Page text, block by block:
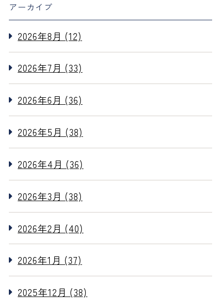
アーカイブ
2026年8月 (12)
2026年7月 (33)
2026年6月 (36)
2026年5月 (38)
2026年4月 (36)
2026年3月 (38)
2026年2月 (40)
2026年1月 (37)
2025年12月 (38)